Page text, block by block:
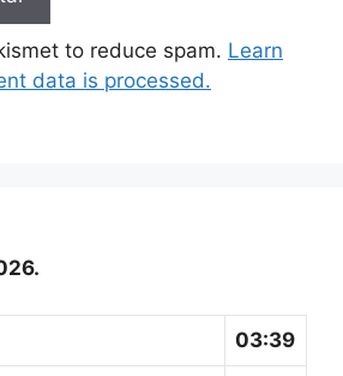
to reduce spam. Learn
data is processed.
03:39